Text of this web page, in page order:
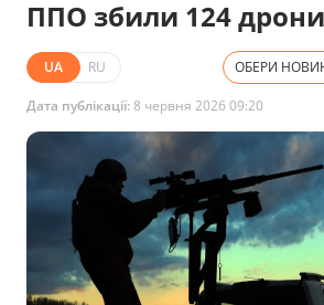
ППО збили 124 дрони
UA RU ОБЕРИ
Дата публікації:8 червня 2026 09:20